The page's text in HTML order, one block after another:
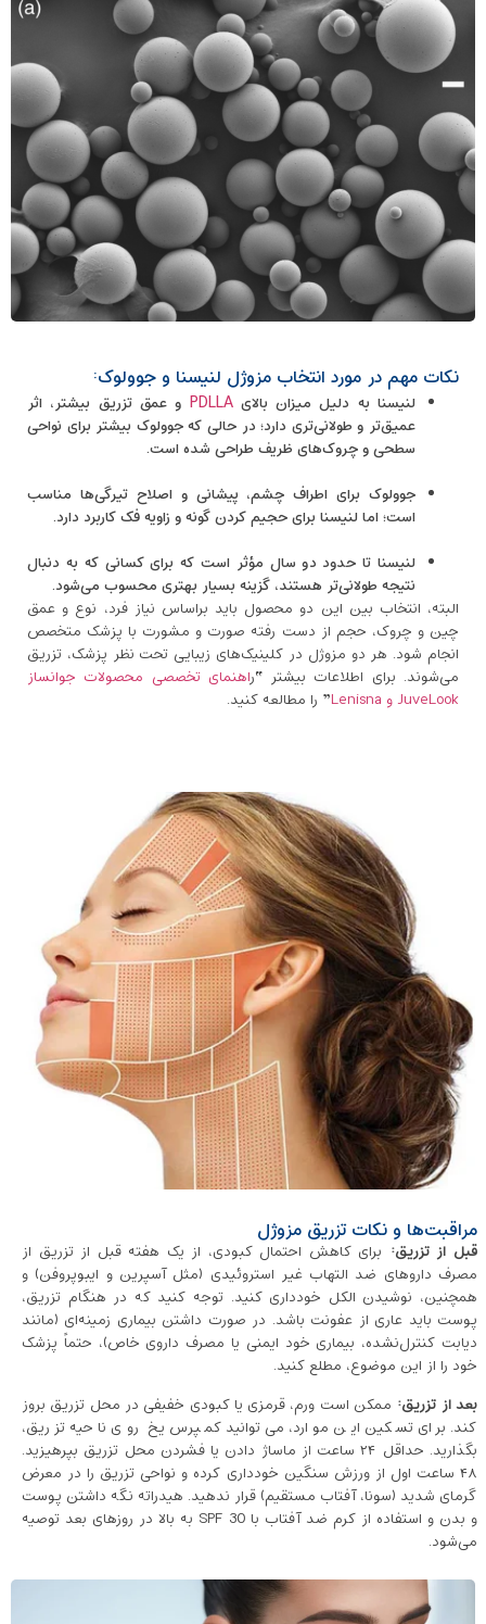
نکات مهم در مورد انتخاب مزوژل لنیسنا و جوولوک:
لنیسنا به دلیل میزان بالایPDLLA و عمق تزریق بیشتر، اثر
عمیق‌تر و طولانی‌تری دارد؛ در حالی که جوولوک بیشتر برای نواحی
سطحی و چروک‌های ظریف طراحی شده است.
جوولوک برای اطراف چشم، پیشانی و اصلاح تیرگی‌ها مناسب
است؛ اما لنیسنا برای حجیم کردن گونه و زاویه فک کاربرد دارد.
لنیسنا تا حدود دو سال مؤثر است که برای کسانی که به ‌دنبال
نتیجه طولانی‌تر هستند، گزینه بسیار بهتری محسوب می‌شود.
البته، انتخاب بین این دو محصول باید براساس نیاز فرد، نوع و عمق
چین‌ و چروک، حجم از دست رفته صورت و مشورت با پزشک متخصص
انجام شود. هر دو مزوژل در کلینیک‌های زیبایی تحت نظر پزشک‌، تزریق
می‌شوند. برای اطلاعات بیشتر “راهنمای تخصصی محصولات جوانساز
JuveLook و Lenisna
” را مطالعه کنید.
مراقبت‌ها و نکات تزریق مزوژل
قبل از تزریق: برای کاهش احتمال کبودی، از یک هفته قبل از تزریق از
مصرف داروهای ضد التهاب غیر استروئیدی (مثل آسپرین و ایبوپروفن) و
همچنین، نوشیدن الکل خودداری کنید. توجه کنید که در هنگام تزریق،
پوست باید عاری از عفونت باشد. در صورت داشتن بیماری زمینه‌ای (مانند
دیابت کنترل‌نشده، بیماری خود ایمنی یا مصرف داروی خاص)، حتماً پزشک
خود را از این موضوع، مطلع کنید.
بعد از تزریق: ممکن است ورم، قرمزی یا کبودی خفیفی در محل تزریق بروز
کند. برای تسکین این موارد، می‌توانید کمپرس یخ روی ناحیه تزریق،
بگذارید. حداقل ۲۴ ساعت از ماساژ دادن یا فشردن محل تزریق بپرهیزید.
۴۸ ساعت اول از ورزش سنگین خودداری کرده و نواحی تزریق را در معرض
گرمای شدید (سونا، آفتاب مستقیم) قرار ندهید. هیدراته نگه داشتن پوست
و بدن و استفاده از کرم ضد آفتاب با SPF 30 به بالا در روزهای بعد توصیه
می‌شود.